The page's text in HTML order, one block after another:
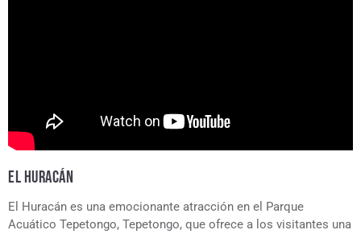
EL HURACÁN
El Huracán es una emocionante atracción en el Parque
Acuático Tepetongo, Tepetongo, que ofrece a los visitantes una